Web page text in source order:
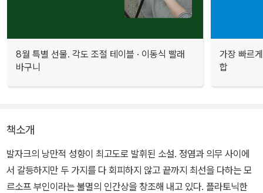
8월 특별 선물. 각도 조절 테이블 · 이동식 빨래
바구니
가장 빠르
합
책소개
발자크의 낭만적 성향이 최고도로 발휘된 소설. 정염과 의무 사이에
서 갈등하지만 두 가지를 다 회피하지 않고 끝까지 최선을 다하는 모
르소프 부인이라는 불멸의 인간상을 창조해 내고 있다. 플라토닉한